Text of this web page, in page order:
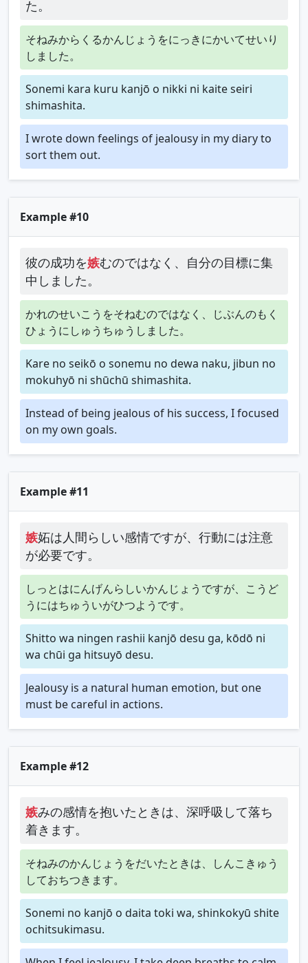
た。
そねみからくるかんじょうをにっきにかいてせいり
しました。
Sonemi kara kuru kanjō o nikki ni kaite seiri
shimashita.
I wrote down feelings of jealousy in my diary to
sort them out.
Example #10
彼の成功を嫉むのではなく、自分の目標に集
中しました。
かれのせいこうをそねむのではなく、じぶんのもく
ひょうにしゅうちゅうしました。
Kare no seikō o sonemu no dewa naku, jibun no
mokuhyō ni shūchū shimashita.
Instead of being jealous of his success, I focused
on my own goals.
Example #11
嫉妬は人間らしい感情ですが、行動には注意
が必要です。
しっとはにんげんらしいかんじょうですが、こうど
うにはちゅういがひつようです。
Shitto wa ningen rashii kanjō desu ga, kōdō ni
wa chūi ga hitsuyō desu.
Jealousy is a natural human emotion, but one
must be careful in actions.
Example #12
嫉みの感情を抱いたときは、深呼吸して落ち
着きます。
そねみのかんじょうをだいたときは、しんこきゅう
しておちつきます。
Sonemi no kanjō o daita toki wa, shinkokyū shite
ochitsukimasu.